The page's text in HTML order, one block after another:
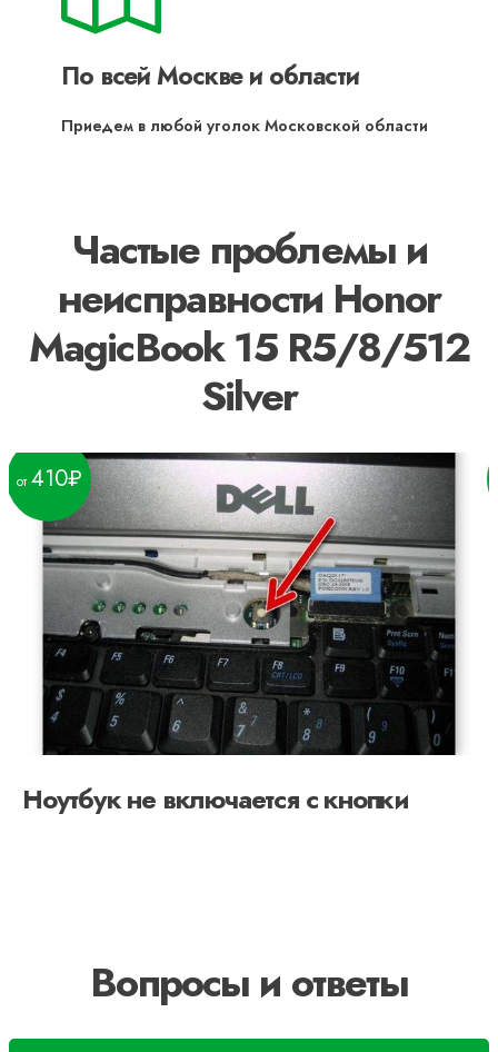
По всей Москве и области
Приедем в любой уголок Московской области
Частые проблемы и
неисправности Honor
MagicBook 15 R5/8/512
Silver
Ноутбук не включается с кнопки
410
Вопросы и ответы